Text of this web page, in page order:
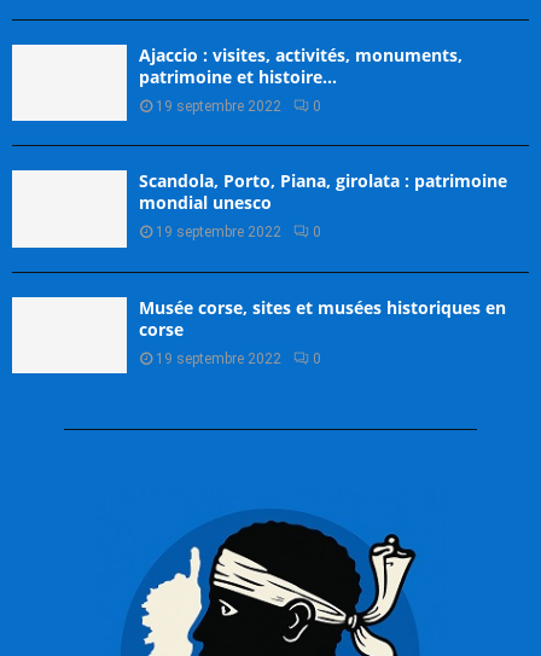
Ajaccio : visites, activités, monuments,
patrimoine et histoire…
19 septembre 2022 0
Scandola, Porto, Piana, girolata : patrimoine
mondial unesco
19 septembre 2022 0
Musée corse, sites et musées historiques en
corse
19 septembre 2022 0